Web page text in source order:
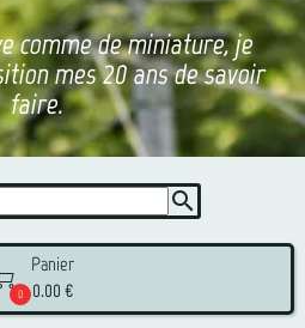
comme de miniature, je
mes 20 ans de savoir
faire.
search
0
Panier
0.00 €